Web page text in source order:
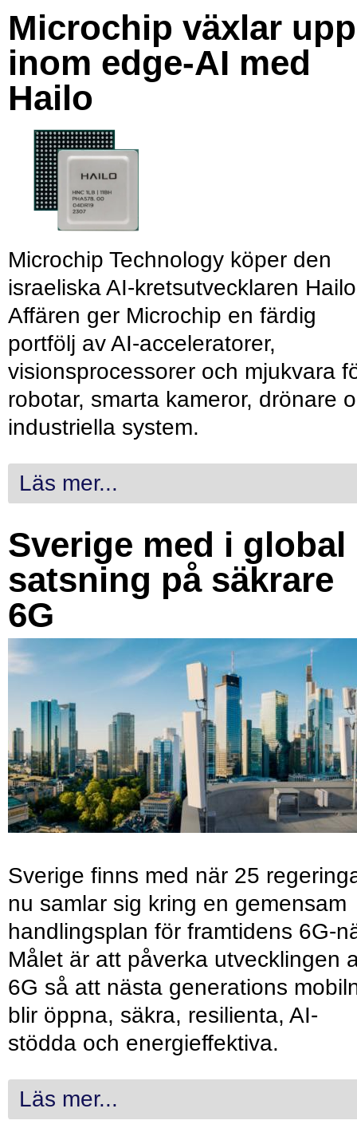
Microchip växlar upp
inom edge-AI med
Hailo
Microchip Technology köper den
israeliska AI-kretsutvecklaren
Affären ger Microchip en färdig
portfölj av AI-acceleratorer,
visionsprocessorer och mjukvara
robotar, smarta kameror, drönare
industriella system.
Läs mer...
Sverige med i global
satsning på säkrare
6G
Sverige finns med när 25
nu samlar sig kring en gemensam
handlingsplan för framtidens 6G-
Målet är att påverka utvecklingen
6G så att nästa generations
blir öppna, säkra, resilienta, AI-
stödda och energieffektiva.
Läs mer...